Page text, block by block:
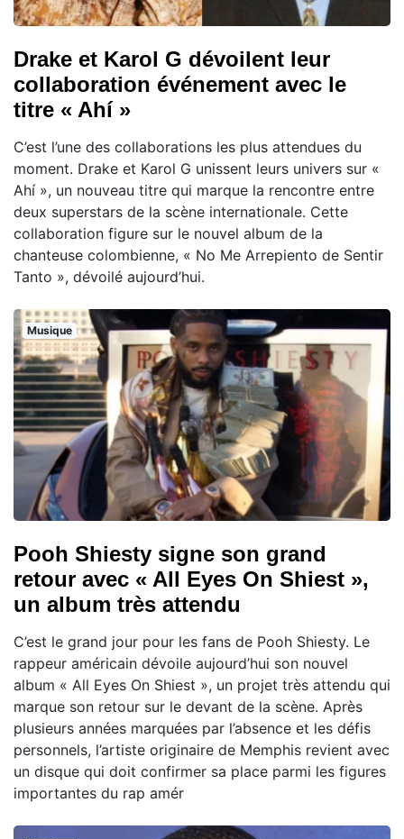
Drake et Karol G dévoilent leur
collaboration événement avec le
titre « Ahí »
C’est l’une des collaborations les plus attendues du
moment. Drake et Karol G unissent leurs univers sur «
Ahí », un nouveau titre qui marque la rencontre entre
deux superstars de la scène internationale. Cette
collaboration figure sur le nouvel album de la
chanteuse colombienne, « No Me Arrepiento de Sentir
Tanto », dévoilé aujourd’hui.
Musique
Pooh Shiesty signe son grand
retour avec « All Eyes On Shiest »,
un album très attendu
C’est le grand jour pour les fans de Pooh Shiesty. Le
rappeur américain dévoile aujourd’hui son nouvel
album « All Eyes On Shiest », un projet très attendu qui
marque son retour sur le devant de la scène. Après
plusieurs années marquées par l’absence et les défis
personnels, l’artiste originaire de Memphis revient avec
un disque qui doit confirmer sa place parmi les figures
importantes du rap amér